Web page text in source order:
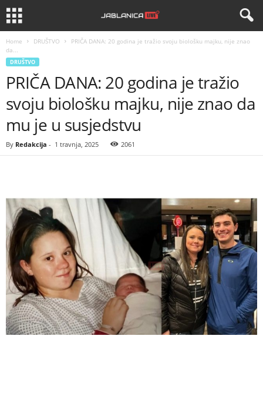
Home DRUŠTVO
PRIČA DANA: 20 godina je tražio svoju biološku majku, nije znao
da...
DRUŠTVO
PRIČA DANA: 20 godina je tražio
svoju biološku majku, nije znao da
mu je u susjedstvu
By Redakcija - 1 travnja, 2025 2061